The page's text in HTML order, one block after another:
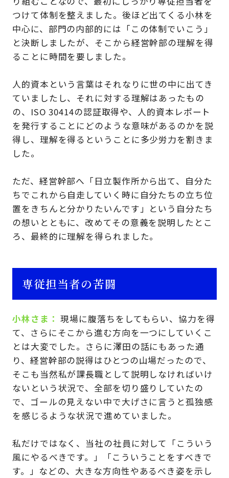
つけて体制を整えました。後ほど出てくる小林を
中心に、部門の内部的には「この体制でいこう」
と決断しましたが、そこから経営幹部の理解を得
ることに時間を要しました。
人的資本という言葉はそれなりに世の中に出てき
ていましたし、それに対する理解はあったもの
の、ISO 30414の認証取得や、人的資本レポート
を発行することにどのような意味があるのかを説
得し、理解を得るということに多少労力を割きま
した。
ただ、経営幹部へ「日立製作所から出て、自分た
ちでこれから自走していく時に自分たちの立ち位
置をきちんと分かりたいんです」という自分たち
の想いとともに、改めてその意義を説明したとこ
ろ、最終的に理解を得られました。
専従担当者の苦闘
小林さま
現場に腹落ちをしてもらい、協力を得
て、さらにそこから進む方向を一つにしていくこ
とは大変でした。さらに澤田の話にもあった通
り、経営幹部の説得はひとつの山場だったので、
そこも当然私が課長職として説明しなければいけ
ないという状況で、全部を切り盛りしていたの
で、ゴールの見えない中で大げさに言うと孤独感
を感じるような状況で進めていました。
私だけではなく、当社の社員に対して「こういう
風にやるべきです。」「こういうことをすべきで
す。」などの、大きな方向性やあるべき姿を示し